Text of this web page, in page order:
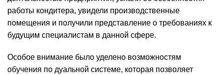
работы кондитера, увидели производственные
помещения и получили представление о требованиях к
будущим специалистам в данной сфере.
Особое внимание было уделено возможностям
обучения по дуальной системе, которая позволяет